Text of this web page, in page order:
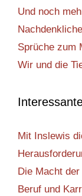
Und noch
Sprüche zum
Wir und die
Mit Inslewis
Die Macht
Beruf und